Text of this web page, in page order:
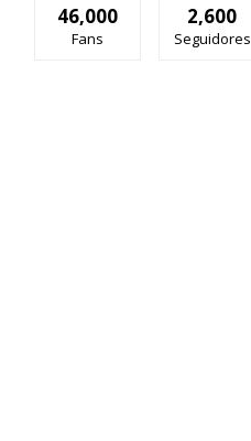
46,000
Fans
2,600
Seguidores